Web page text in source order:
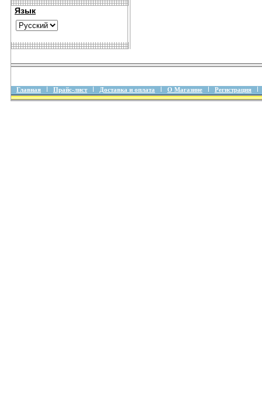
Язык
Главная Прайс-лист Доставка и оплата О Магазине Регистрация